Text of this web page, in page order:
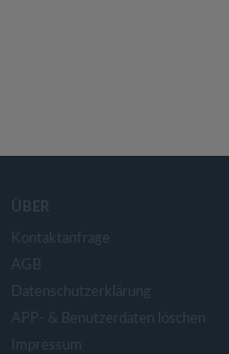
ÜBER
Kontaktanfrage
AGB
Datenschutzerklärung
APP- & Benutzerdaten löschen
Impressum